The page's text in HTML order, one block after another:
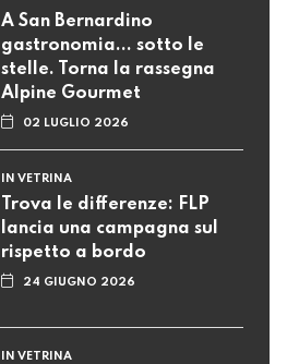
A San Bernardino
gastronomia... sotto le
stelle. Torna la rassegna
Alpine Gourmet
02 LUGLIO 2026
IN VETRINA
Trova le differenze: FLP
lancia una campagna sul
rispetto a bordo
24 GIUGNO 2026
IN VETRINA